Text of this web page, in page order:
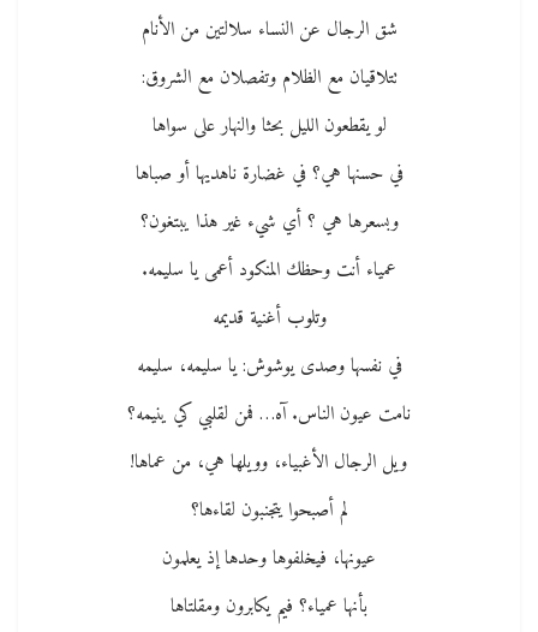
شق الرجال عن النساء سلالتين من الأنام
تتلاقيان مع الظلام وتفصلان مع الشروق:
لو يقطعون الليل بحثا والنهار على سواها
في حسنها هي؟ في غضارة ناهديها أو صباها
وبسعرها هي ؟ أي شيء غير هذا يبتغون؟
عمياء أنت وحظك المنكود أعمى يا سليمه.
وتلوب أغنية قديمه
في نفسها وصدى يوشوش: يا سليمه، سليمه
نامت عيون الناس. آه… فمن لقلبي كي ينيمه؟
ويل الرجال الأغبياء، وويلها هي، من عماها!
لم أصبحوا يتجنبون لقاءها؟
عيونها، فيخلفوها وحدها إذ يعلمون
بأنها عمياء؟ فيم يكابرون ومقلتاها